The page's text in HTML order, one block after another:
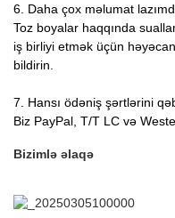
6. Daha çox məlumat
Toz boyalar haqqında
iş birliyi etmək üçün
bildirin.
7. Hansı ödəniş şərtlərini
Biz PayPal, T/T LC və
Bizimlə əlaqə